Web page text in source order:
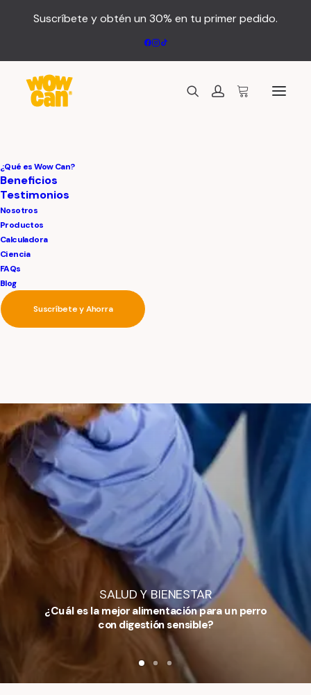
Suscríbete y obtén un 30% en tu primer pedido.
¿Qué es Wow Can?
Beneficios
Testimonios
Nosotros
Productos
Calculadora
Ciencia
FAQs
Blog
Suscríbete y Ahorra
SALUD Y BIENESTAR
¿Cuál es la mejor alimentación para un perro
con digestión sensible?